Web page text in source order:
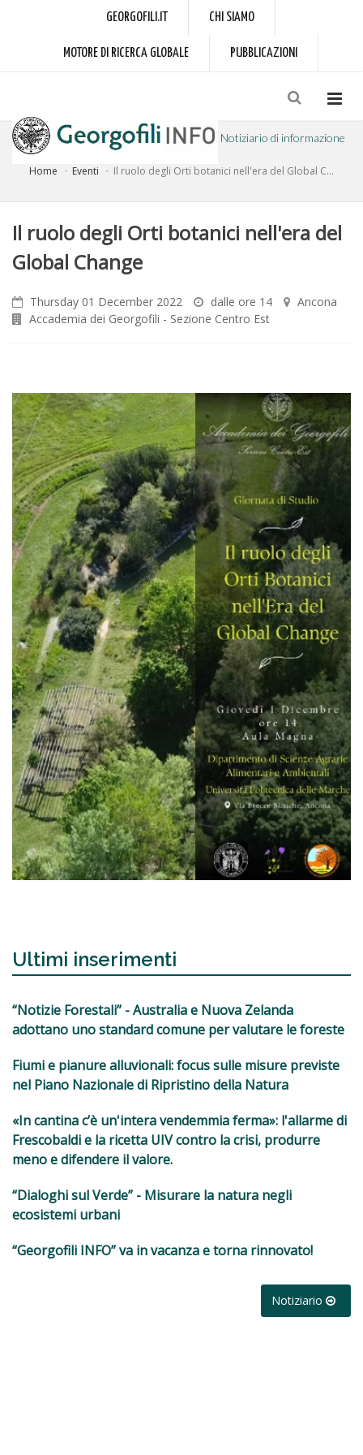
GEORGOFILI.IT CHI SIAMO
MOTORE DI RICERCA GLOBALE PUBBLICAZIONI
Notiziario di informazione
Home Eventi Il ruolo degli Orti botanici nell'era del Global C...
Il ruolo degli Orti botanici nell'era del
Global Change
Thursday 01 December 2022 dalle ore 14
Ancona
Accademia dei Georgofili - Sezione Centro Est
Ultimi inserimenti
“Notizie Forestali” - Australia e Nuova Zelanda
adottano uno standard comune per valutare le foreste
Fiumi e pianure alluvionali: focus sulle misure previste
nel Piano Nazionale di Ripristino della Natura
«In cantina c’è un'intera vendemmia ferma»: l'allarme di
Frescobaldi e la ricetta UIV contro la crisi, produrre
meno e difendere il valore.
“Dialoghi sul Verde” - Misurare la natura negli
ecosistemi urbani
“Georgofili INFO” va in vacanza e torna rinnovato!
Notiziario